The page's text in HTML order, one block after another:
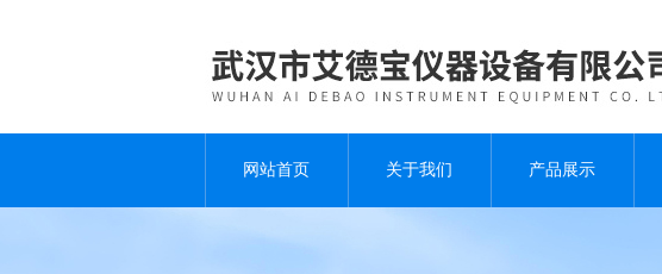
网站首页 关于我们 产品展示